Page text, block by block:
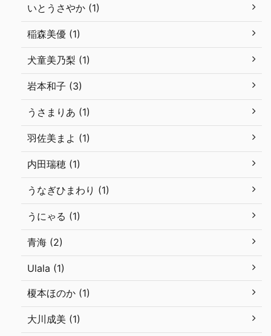
いとうさやか (1)
稲森美優 (1)
犬童美乃梨 (1)
岩本和子 (3)
うさまりあ (1)
羽佐美まよ (1)
内田瑞穂 (1)
うなぎひまわり (1)
うにゃる (1)
青海 (2)
Ulala (1)
榎本ほのか (1)
大川成美 (1)